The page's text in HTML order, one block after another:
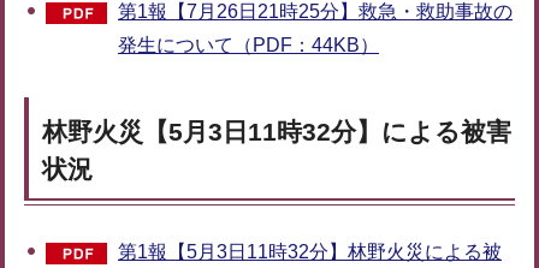
第1報【7月26日21時25分】救急・救助事故の
発生について（PDF：44KB）
林野火災【5月3日11時32分】による被害
状況
第1報【5月3日11時32分】林野火災による被